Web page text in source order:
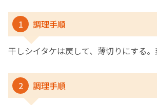
1 調理手順
干しシイタケは戻して、薄切りにする。
2 調理手順